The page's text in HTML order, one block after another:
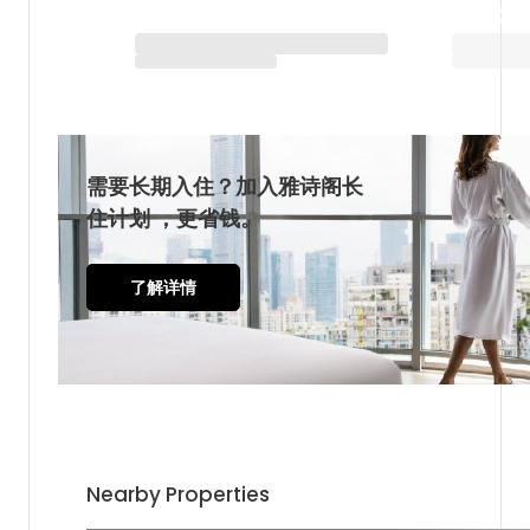
需要长期入住？加入雅诗阁长
住计划 ，更省钱。
了解详情
Nearby Properties